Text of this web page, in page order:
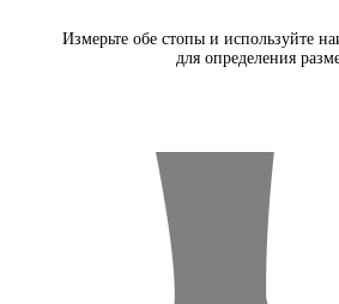
Измерьте обе стопы и используйте
для определения